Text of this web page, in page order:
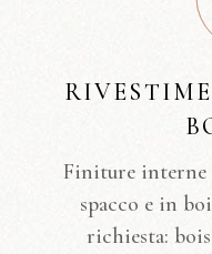
Finiture interne
spacco e in
richiesta: